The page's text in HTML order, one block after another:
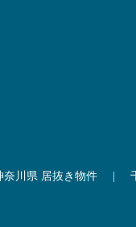
奈川県 居抜き物件